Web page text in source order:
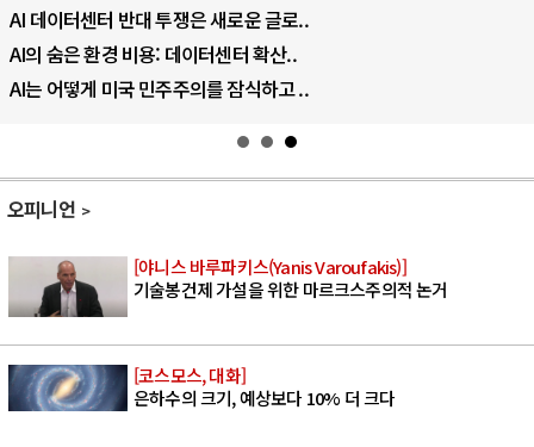
나토, 우크라 군사지원 2027년까지 공..
우크라이나, 덴마크, 에스토니아, 네덜란..
러·우크라, 대규모 공습 주고받아…민간 ..
오피니언
[야니스 바루파키스(Yanis Varoufakis)]
기술봉건제 가설을 위한 마르크스주의적 논거
[코스모스, 대화]
은하수의 크기, 예상보다 10% 더 크다